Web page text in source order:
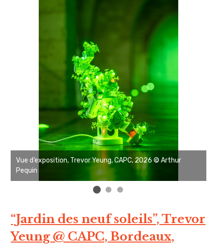
Vue d’exposition, Trevor Yeung, CAPC, 2026 © Arthur
Pequin
“Jardin des neuf soleils”, Trevor
Yeung @ CAPC, Bordeaux,